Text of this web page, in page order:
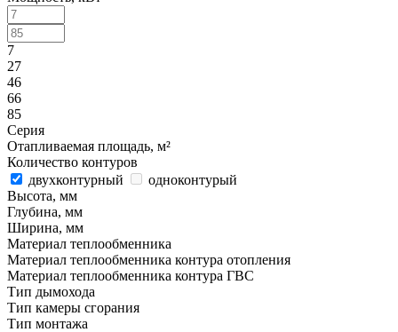
7
27
46
66
85
Серия
Отапливаемая площадь, м²
Количество контуров
двухконтурный
одноконтурый
Высота, мм
Глубина, мм
Ширина, мм
Материал теплообменника
Материал теплообменника контура отопления
Материал теплообменника контура ГВС
Тип дымохода
Тип камеры сгорания
Тип монтажа